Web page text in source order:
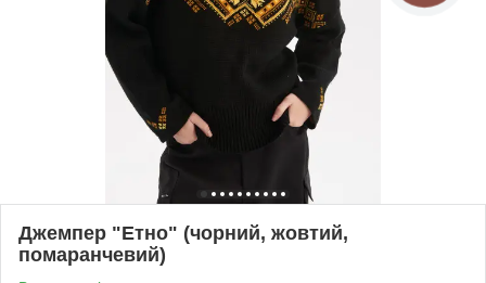
Джемпер "Етно" (чорний, жовтий,
помаранчевий)